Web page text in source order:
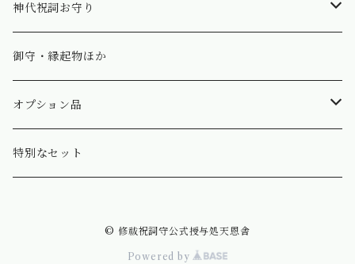
神代祝詞お守り
指輪/リング
腕輪/ブレスレット
首飾/ペンダント
鍵飾・鞄飾/キーホルダー・チャーム
御守・縁起物ほか
オプション品
ペンダントチェーン
特別なセット
© 修祓祝詞守公式授与処天恩舎
Powered by